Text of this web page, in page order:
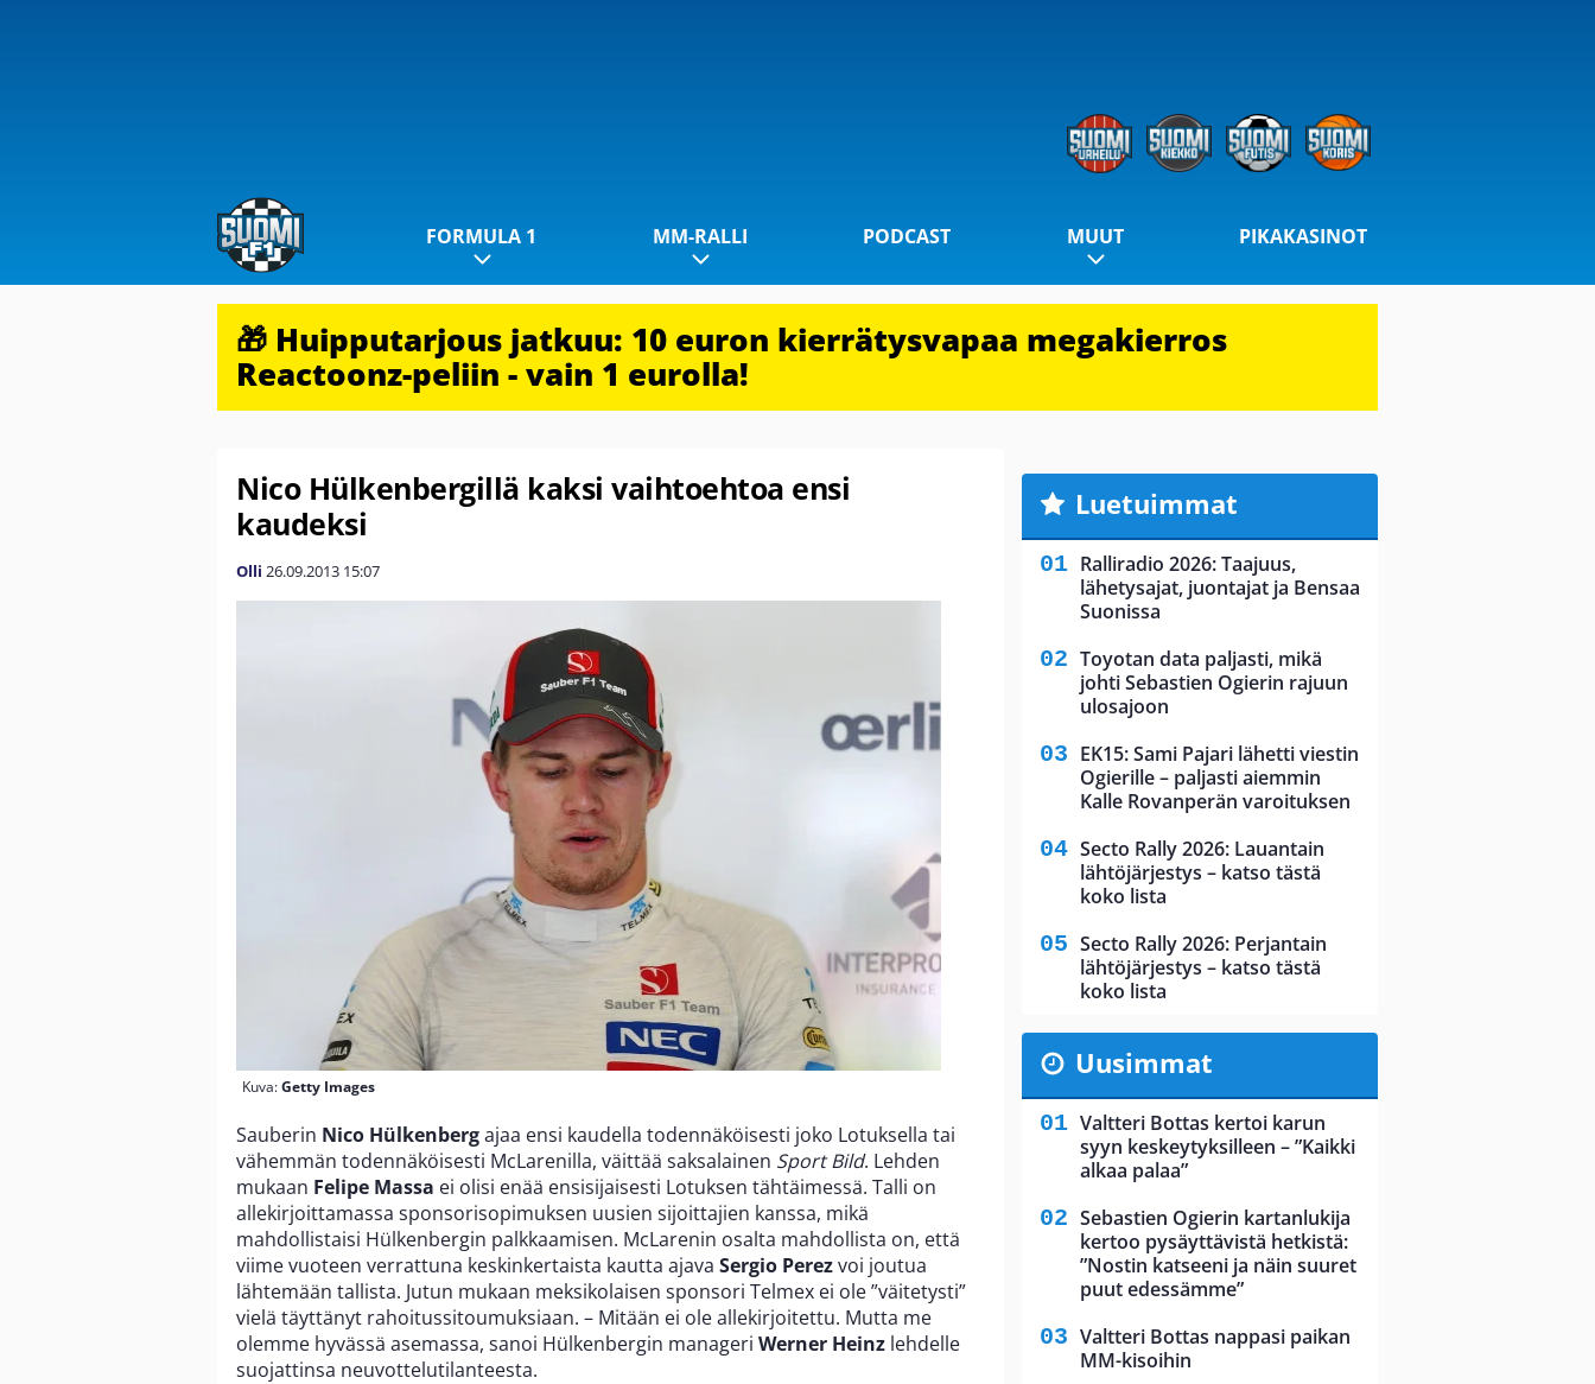
FORMULA 1 MM-RALLI PODCAST MUUT PIKAKASINOT
🎁 Huipputarjous jatkuu: 10 euron kierrätysvapaa megakierros
Reactoonz-peliin - vain 1 eurolla!
Nico Hülkenbergillä kaksi vaihtoehtoa ensi
kaudeksi
Olli 26.09.2013 15:07
Kuva:Getty Images
Sauberin Nico Hülkenbergajaa ensi kaudella todennäköisesti joko Lotuksella tai
vähemmän todennäköisesti McLarenilla, väittää saksalainen Sport Bild. Lehden
mukaan Felipe Massa ei olisi enää ensisijaisesti Lotuksen tähtäimessä. Talli on
allekirjoittamassa sponsorisopimuksen uusien sijoittajien kanssa, mikä
mahdollistaisi Hülkenbergin palkkaamisen. McLarenin osalta mahdollista on, että
viime vuoteen verrattuna keskinkertaista kautta ajava Sergio Perezvoi joutua
lähtemään tallista. Jutun mukaan meksikolaisen sponsori Telmex ei ole ”väitetysti”
vielä täyttänyt rahoitussitoumuksiaan. – Mitään ei ole allekirjoitettu. Mutta me
olemme hyvässä asemassa, sanoi Hülkenbergin manageri Werner Heinz lehdelle
suojattinsa neuvottelutilanteesta.
Luetuimmat
Ralliradio 2026: Taajuus,
lähetysajat, juontajat ja Bensaa
Suonissa
Toyotan data paljasti, mikä
johti Sebastien Ogierin rajuun
ulosajoon
EK15: Sami Pajari lähetti viestin
Ogierille – paljasti aiemmin
Kalle Rovanperän varoituksen
Secto Rally 2026: Lauantain
lähtöjärjestys – katso tästä
koko lista
Secto Rally 2026: Perjantain
lähtöjärjestys – katso tästä
koko lista
Uusimmat
Valtteri Bottas kertoi karun
syyn keskeytyksilleen – ”Kaikki
alkaa palaa”
Sebastien Ogierin kartanlukija
kertoo pysäyttävistä hetkistä:
”Nostin katseeni ja näin suuret
puut edessämme”
Valtteri Bottas nappasi paikan
MM-kisoihin